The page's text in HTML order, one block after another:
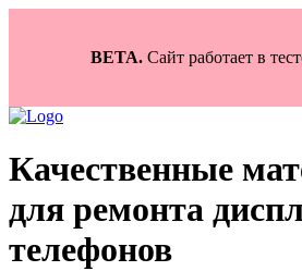
BETA.Сайт работает в
Качественные
для ремонта
телефонов